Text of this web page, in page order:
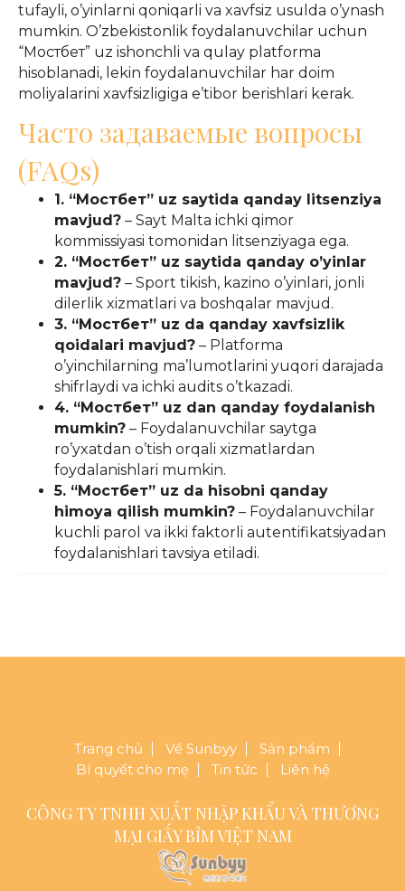
tufayli, o’yinlarni qoniqarli va xavfsiz usulda o’ynash
mumkin. O’zbekistonlik foydalanuvchilar uchun
“Мостбет” uz ishonchli va qulay platforma
hisoblanadi, lekin foydalanuvchilar har doim
moliyalarini xavfsizligiga e’tibor berishlari kerak.
Часто задаваемые вопросы
(FAQs)
1. “Мостбет” uz saytida qanday litsenziya
mavjud? – Sayt Malta ichki qimor
kommissiyasi tomonidan litsenziyaga ega.
2. “Мостбет” uz saytida qanday o’yinlar
mavjud? – Sport tikish, kazino o’yinlari, jonli
dilerlik xizmatlari va boshqalar mavjud.
3. “Мостбет” uz da qanday xavfsizlik
qoidalari mavjud? – Platforma
o’yinchilarning ma’lumotlarini yuqori darajada
shifrlaydi va ichki audits o’tkazadi.
4. “Мостбет” uz dan qanday foydalanish
mumkin? – Foydalanuvchilar saytga
ro’yxatdan o’tish orqali xizmatlardan
foydalanishlari mumkin.
5. “Мостбет” uz da hisobni qanday
himoya qilish mumkin? – Foydalanuvchilar
kuchli parol va ikki faktorli autentifikatsiyadan
foydalanishlari tavsiya etiladi.
Trang chủ Về Sunbyy
Sản phẩm
Bí quyết cho mẹ
Tin tức Liên hệ
CÔNG TY TNHH XUẤT NHẬP KHẨU VÀ THƯƠNG
MẠI GIẤY BỈM VIỆT NAM